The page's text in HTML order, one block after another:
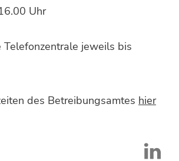
Uhr
jeweils bis
des Betreibungsamtes hier